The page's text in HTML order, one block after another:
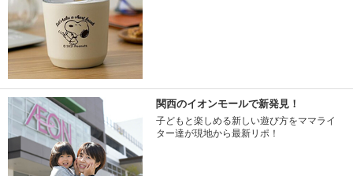
関西のイオンモールで新発見！
子どもと楽しめる新しい遊び方をママライ
ター達が現地から最新リポ！